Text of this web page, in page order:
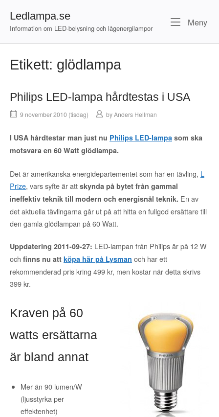
content
Ledlampa.se
Information om LED-belysning och lågenergilampor
Meny
Etikett: glödlampa
Philips LED-lampa hårdtestas i USA
9 november 2010 (tisdag) byAnders Hellman
I USA hårdtestar man just nu Philips LED-lampa som ska
motsvara en 60 Watt glödlampa.
Det är amerikanska energidepartementet som har en tävling, L
Prize, vars syfte är att skynda på bytet från gammal
ineffektiv teknik till modern och energisnål teknik. En av
det aktuella tävlingarna går ut på att hitta en fullgod ersättare till
den gamla glödlampan på 60 Watt.
Uppdatering 2011-09-27: LED-lampan från Philips är på 12 W
och finns nu att köpa här på Lysman och har ett
rekommenderad pris kring 499 kr, men kostar när detta skrivs
399 kr.
Kraven på 60
watts ersättarna
är bland annat
Mer än 90 lumen/W
(ljusstyrka per
effektenhet)